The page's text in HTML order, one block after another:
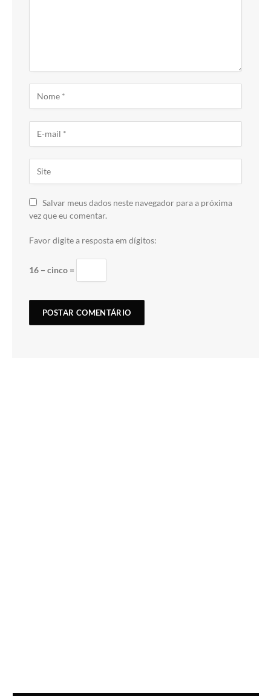
Salvar meus dados neste navegador para a próxima
vez que eu comentar.
Favor digite a resposta em dígitos:
16 − cinco =